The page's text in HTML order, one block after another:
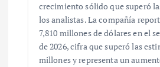
crecimiento sólido que superó
los analistas. La compañía
7,810 millones de dólares en el
de 2026, cifra que superó las
millones y representa un